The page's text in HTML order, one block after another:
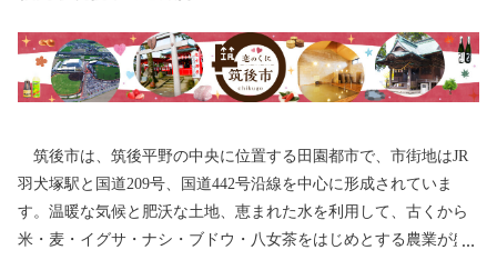
筑後市は、筑後平野の中央に位置する田園都市で、市街地はJR
羽犬塚駅と国道209号、国道442号沿線を中心に形成されていま
す。温暖な気候と肥沃な土地、恵まれた水を利用して、古くから
米・麦・イグサ・ナシ・ブドウ・八女茶をはじめとする農業が盛